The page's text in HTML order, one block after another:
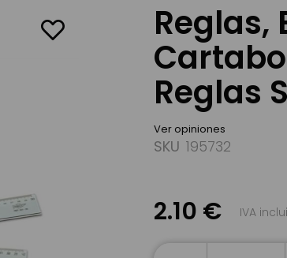
Reglas,
Reglas
Ver opiniones
SKU 195732
2.10 € IVA